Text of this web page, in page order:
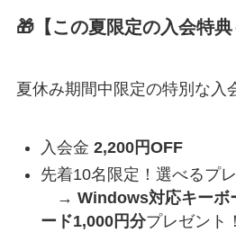
🎁【この夏限定の入会特典
夏休み期間中限定の特別な入
入会金 2,200円OFF
先着10名限定！選べるプ
→ Windows対応キーボ
ード1,000円分プレゼント！